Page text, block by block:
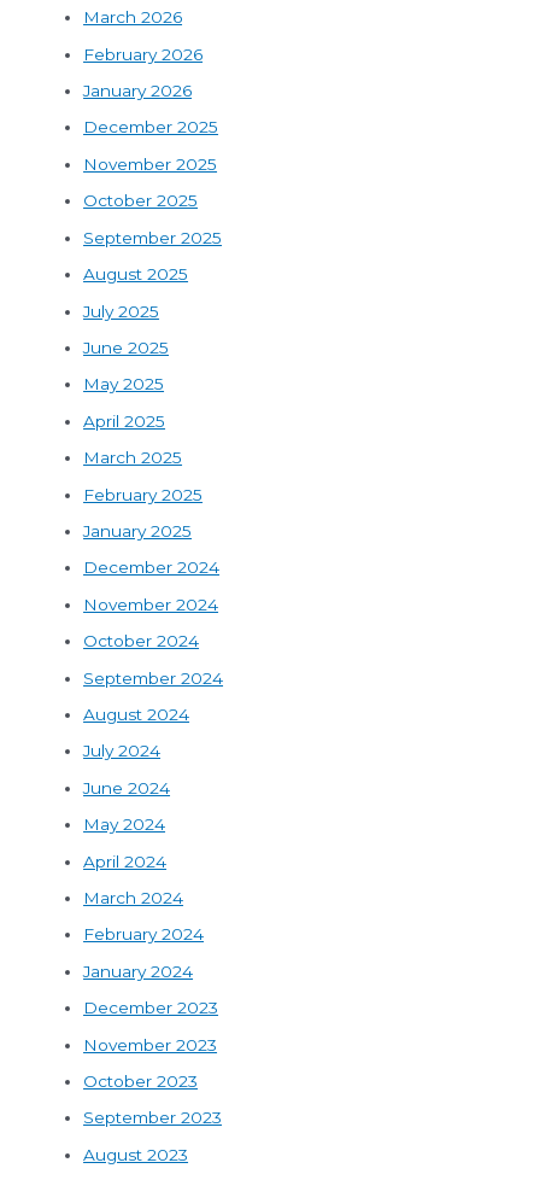
March 2026
February 2026
January 2026
December 2025
November 2025
October 2025
September 2025
August 2025
July 2025
June 2025
May 2025
April 2025
March 2025
February 2025
January 2025
December 2024
November 2024
October 2024
September 2024
August 2024
July 2024
June 2024
May 2024
April 2024
March 2024
February 2024
January 2024
December 2023
November 2023
October 2023
September 2023
August 2023